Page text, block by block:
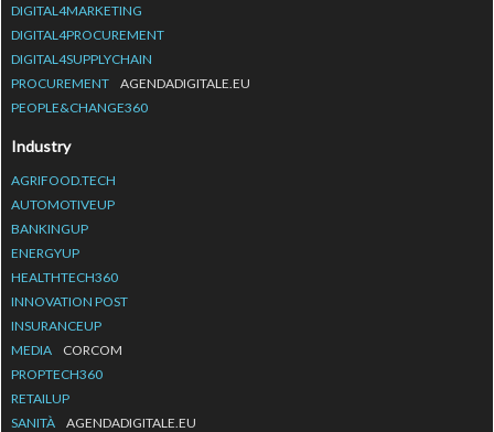
DIGITAL4MARKETING
DIGITAL4PROCUREMENT
DIGITAL4SUPPLYCHAIN
PROCUREMENT
AGENDADIGITALE.EU
PEOPLE&CHANGE360
Industry
AGRIFOOD.TECH
AUTOMOTIVEUP
BANKINGUP
ENERGYUP
HEALTHTECH360
INNOVATION POST
INSURANCEUP
MEDIA
CORCOM
PROPTECH360
RETAILUP
SANITÀ
AGENDADIGITALE.EU